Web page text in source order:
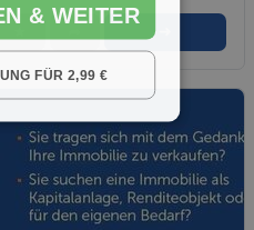
& WEITER
FÜR 2,99 €